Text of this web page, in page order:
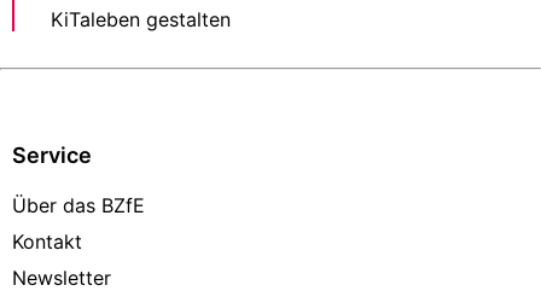
KiTaleben gestalten
Service
Über das BZfE
Kontakt
Newsletter